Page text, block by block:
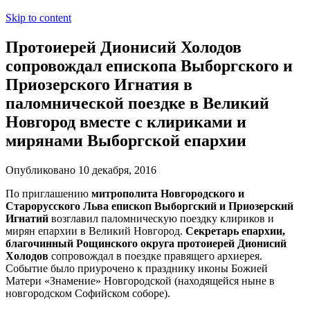
Skip to content
Протоиерей Дионисий Холодов
сопровождал епископа Выборгского и
Приозерского Игнатия в
паломнической поездке в Великий
Новгород вместе с клириками и
мирянами Выборгской епархии
Опубликовано 10 декабря, 2016
По приглашению митрополита Новгородского и
Старорусского Льва епископ Выборгский и Приозерский
Игнатий возглавил паломническую поездку клириков и
мирян епархии в Великий Новгород. Секретарь епархии,
благочинный Рощинского округа протоиерей Дионисий
Холодов сопровождал в поездке правящего архиерея.
Событие было приурочено к празднику иконы Божией
Матери «Знамение» Новгородской (находящейся ныне в
новгородском Софийском соборе).